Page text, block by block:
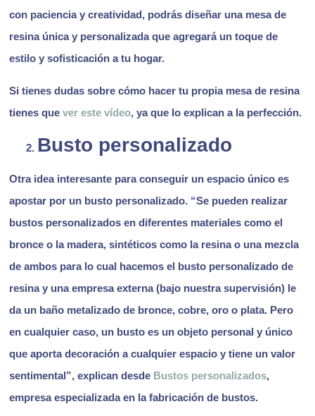
con paciencia y creatividad, podrás diseñar una mesa de
resina única y personalizada que agregará un toque de
estilo y sofisticación a tu hogar.
Si tienes dudas sobre cómo hacer tu propia mesa de resina
tienes que ver este vídeo, ya que lo explican a la perfección.
Busto personalizado
Otra idea interesante para conseguir un espacio único es
apostar por un busto personalizado. “Se pueden realizar
bustos personalizados en diferentes materiales como el
bronce o la madera, sintéticos como la resina o una mezcla
de ambos para lo cual hacemos el busto personalizado de
resina y una empresa externa (bajo nuestra supervisión) le
da un baño metalizado de bronce, cobre, oro o plata. Pero
en cualquier caso, un busto es un objeto personal y único
que aporta decoración a cualquier espacio y tiene un valor
sentimental”, explican desde Bustos personalizados,
empresa especializada en la fabricación de bustos.